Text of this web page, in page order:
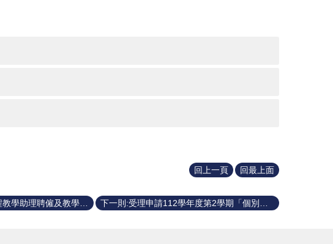
回上一頁 回最上面